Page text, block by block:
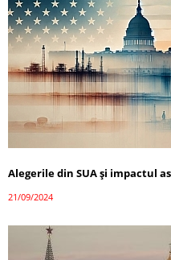
Alegerile din SUA și impactul
21/09/2024